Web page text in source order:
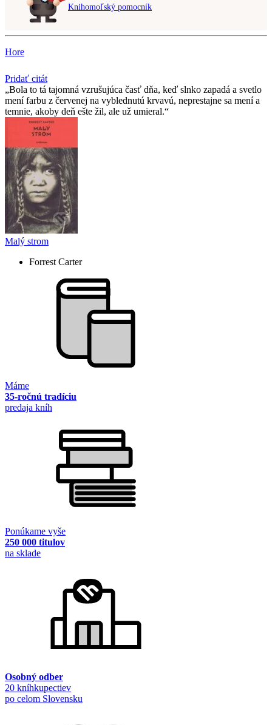
Knihomoľský pomocník
Hore
Pridať citát
Bola to tá tajomná vzrušujúca časť dňa, keď slnko zapadá a svetlo
mení farbu z červenej na vyblednutú krvavú, neprestajne sa mení a
temnie, akoby deň ešte žil, ale už umieral.
Malý strom
Forrest Carter
Máme
35-ročnú tradíciu
predaja kníh
Ponúkame vyše
250 000 titulov
na sklade
Osobný odber
20 kníhkupectiev
po celom Slovensku